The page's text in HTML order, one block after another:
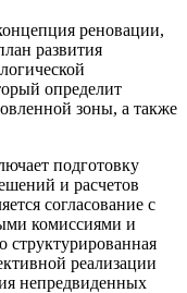
реновации,
развития
определит
зоны, а также
подготовку
и расчетов
согласование с
комиссиями и
реализации
непредвиденных